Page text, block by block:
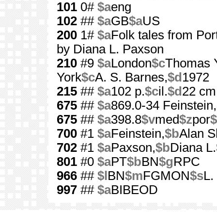
101 0# $aeng
102 ## $aGB$aUS
200 1# $aFolk tales from
by Diana L. Paxson
210 #9 $aLondon$cThomas
York$cA. S. Barnes,$d 1972
215 ## $a102 p.$cil.$d 22 cm
675 ## $a869.0-34
675 ## $a398.8$vmed$zpor
700 #1 $aFeinstein,$bAlan
702 #1 $aPaxson,$bDiana L.
801 #0 $aPT$bBN$gRPC
966 ## $l BN$mFGMON$sL.
997 ## $aBIBEOD